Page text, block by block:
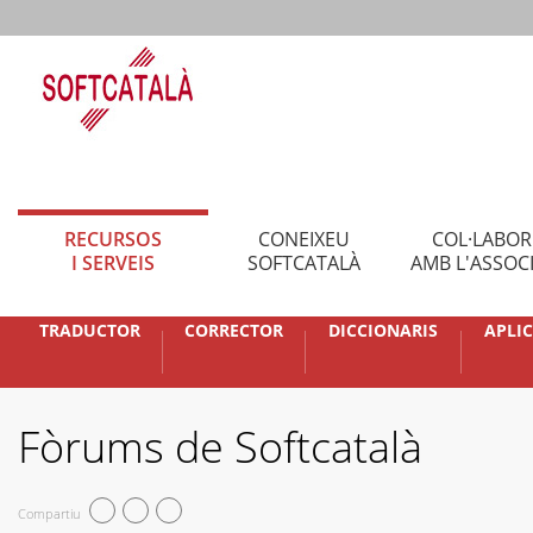
RECURSOS
I SERVEIS
CONEIXEU
SOFTCATALÀ
AMB
TRADUCTOR CORRECTOR DICCIONARIS
Fòrums de Softcatalà
Compartiu